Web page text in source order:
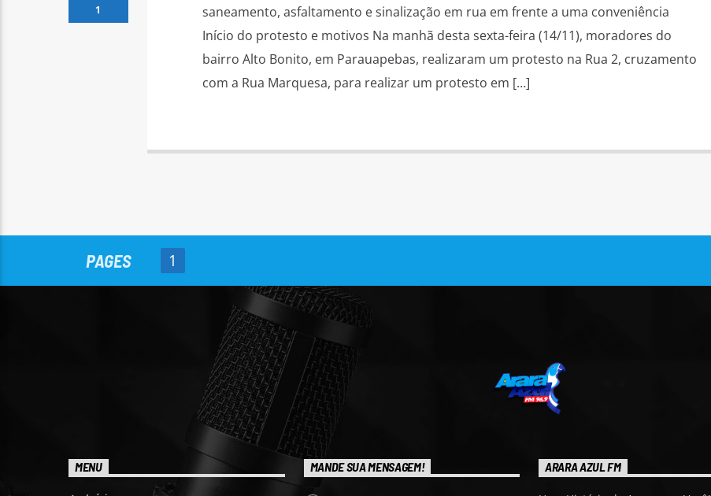
1
saneamento, asfaltamento e sinalização em rua em frente a uma conveniência
Início do protesto e motivos Na manhã desta sexta-feira (14/11), moradores do
bairro Alto Bonito, em Parauapebas, realizaram um protesto na Rua 2, cruzamento
com a Rua Marquesa, para realizar um protesto em […]
PAGES 1
MENU MANDE SUA MENSAGEM! ARARA AZUL FM